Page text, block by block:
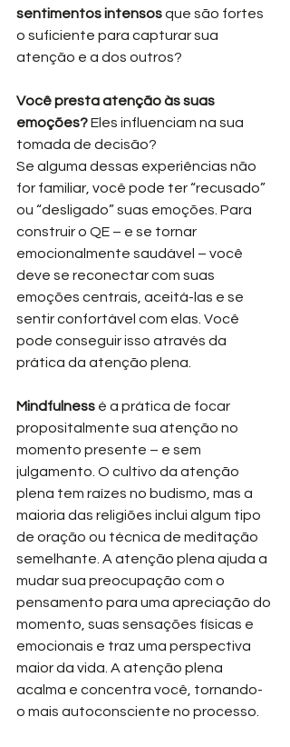
sentimentos intensos que são fortes
o suficiente para capturar sua
atenção e a dos outros?
Você presta atenção às suas
emoções? Eles influenciam na sua
tomada de decisão?
Se alguma dessas experiências não
for familiar, você pode ter “recusado”
ou “desligado” suas emoções. Para
construir o QE – e se tornar
emocionalmente saudável – você
deve se reconectar com suas
emoções centrais, aceitá-las e se
sentir confortável com elas. Você
pode conseguir isso através da
prática da atenção plena.
Mindfulness é a prática de focar
propositalmente sua atenção no
momento presente – e sem
julgamento. O cultivo da atenção
plena tem raízes no budismo, mas a
maioria das religiões inclui algum tipo
de oração ou técnica de meditação
semelhante. A atenção plena ajuda a
mudar sua preocupação com o
pensamento para uma apreciação do
momento, suas sensações físicas e
emocionais e traz uma perspectiva
maior da vida. A atenção plena
acalma e concentra você, tornando-
o mais autoconsciente no processo.